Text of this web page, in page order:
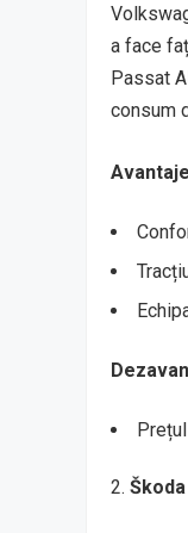
a face
Passat
consum
Avantaje